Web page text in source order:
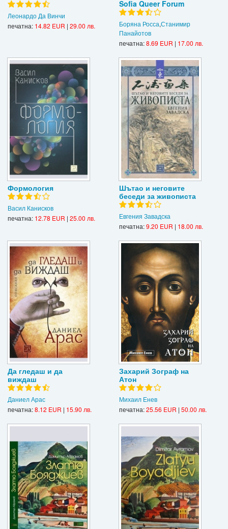
Леонардо Да Винчи
печатна: 14.82 EUR | 29.00 лв.
Sofia Queer Forum
Боряна Росса,Станимир
Панайотов
печатна:8.69 EUR | 17.00 лв.
Формология
Васил Канисков
печатна: 12.78 EUR | 25.00 лв.
Шътао и неговите
беседи за живописта
Евгения Завадска
печатна:9.20 EUR | 18.00 лв.
Да гледаш и да
виждаш
Даниел Арас
печатна:8.12 EUR | 15.90 лв.
Захарий Зограф на
Атон
Михаил Енев
печатна:25.56 EUR | 50.00 лв.